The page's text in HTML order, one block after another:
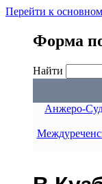
Перейти к
Форма
Найти
Анжеро-